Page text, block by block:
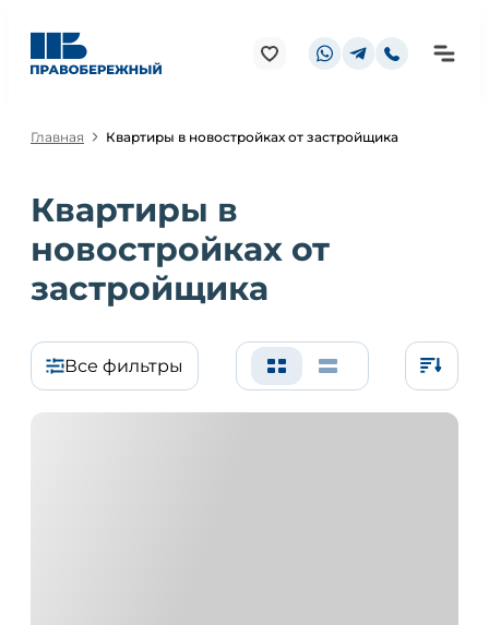
Главная Квартиры в новостройках от застройщика
Квартиры в
новостройках от
застройщика
Все фильтры